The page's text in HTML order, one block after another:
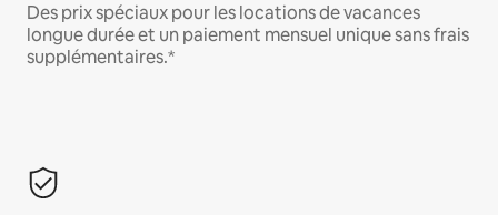
Des prix spéciaux pour les locations de vacances
longue durée et un paiement mensuel unique sans frais
supplémentaires.*